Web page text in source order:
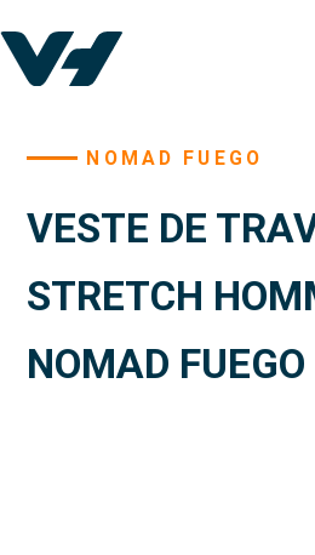
NOMAD FUEGO
VESTE DE
STRETCH
NOMAD FUEGO